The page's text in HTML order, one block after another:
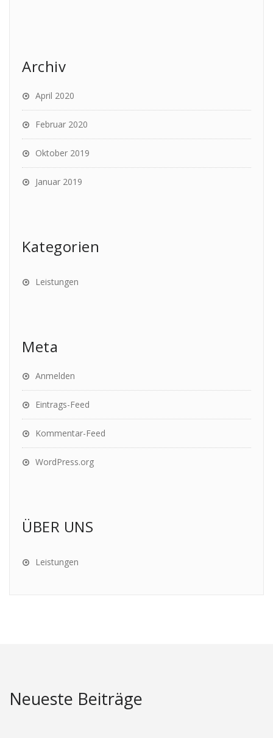
Archiv
April 2020
Februar 2020
Oktober 2019
Januar 2019
Kategorien
Leistungen
Meta
Anmelden
Eintrags-Feed
Kommentar-Feed
WordPress.org
ÜBER UNS
Leistungen
Neueste Beiträge